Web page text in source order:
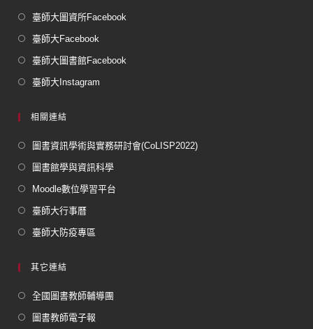
臺師大圖資所Facebook
臺師大Facebook
臺師大圖書館Facebook
臺師大Instagram
相關連結
圖書資訊學術與實務研討會(CoLISP2022)
圖書館學與資訊科學
Moodle數位學習平台
臺師大行事曆
臺師大防疫專區
其它連結
全國圖書教師輔導團
圖書教師電子報